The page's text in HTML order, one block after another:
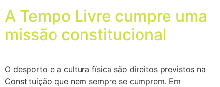
A Tempo Livre cumpre uma
missão constitucional
O desporto e a cultura física são direitos previstos na
Constituição que nem sempre se cumprem. Em